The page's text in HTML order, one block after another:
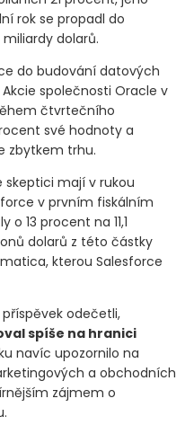
rok se propadl do
dolarů.
do budování datových
společnosti Oracle v
čtvrtečního
své hodnoty a
zbytkem trhu.
skeptici mají v rukou
v prvním fiskálním
13 procent na 11,1
dolarů z této částky
kterou Salesforce
odečetli,
spíše na hranici
navíc upozornilo na
a obchodních
zájmem o